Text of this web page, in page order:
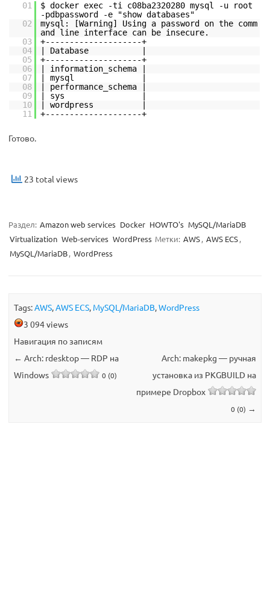
01
$ docker exec -ti c08ba2320280 mysql -u root
-pdbpassword -e "show databases"
02
mysql: [Warning] Using a password on the comm
and line interface can be insecure.
03
+--------------------+
04
| Database |
05
+--------------------+
06
| information_schema |
07
| mysql |
08
| performance_schema |
09
| sys |
10
| wordpress |
11
+--------------------+
Готово.
23 total views
Раздел: Amazon web services Docker HOWTO's MySQL/MariaDB
Virtualization Web-services WordPress Метки: AWS, AWS ECS,
MySQL/MariaDB, WordPress
Tags:AWS,AWS ECS, MySQL/MariaDB,WordPress
3 094 views
Навигация по записям
← Arch: rdesktop — RDP на
Windows
0 (0)
Arch: makepkg — ручная
установка из PKGBUILD на
примере Dropbox
0 (0) →